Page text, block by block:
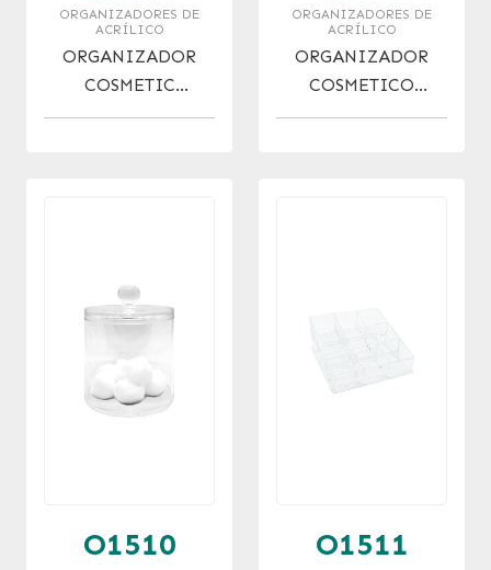
ORGANIZADORES DE
ACRÍLICO
ORGANIZADOR
COSMETIC
CAPSULA XL
ORGANIZADORES DE
ACRÍLICO
ORGANIZADOR
COSMETICO
VALIJA XL
O1510 O1511